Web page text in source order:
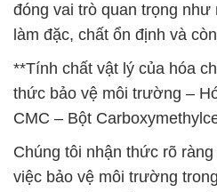
đóng vai trò quan trọng như
làm đặc, chất ổn định và
**Tính chất vật lý của hóa
thức bảo vệ môi trường –
CMC – Bột
Chúng tôi nhận thức rõ
việc bảo vệ môi trường